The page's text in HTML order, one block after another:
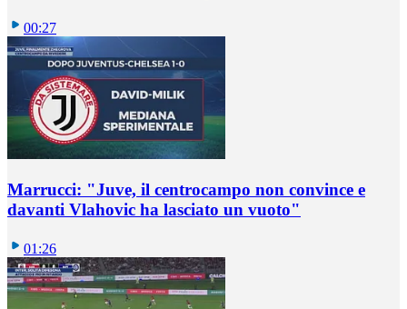
00:27
Marrucci: "Juve, il centrocampo non convince e
davanti Vlahovic ha lasciato un vuoto"
01:26